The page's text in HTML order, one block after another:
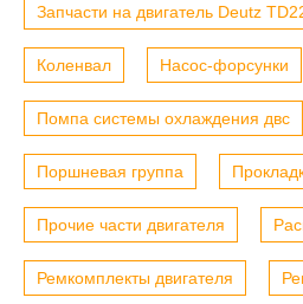
Запчасти на двигатель Deutz
Коленвал Насос-форсунки
Помпа системы охлаждения двс
Поршневая группа
Прочие части двигателя
Ремкомплекты двигателя